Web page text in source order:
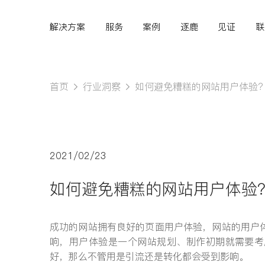
解决方案 服务 案例 逐鹿 见证
首页 行业洞察 如何避免糟糕的网站用户体验
2021/02/23
如何避免糟糕的网站用户体验
成功的网站拥有良好的页面用户体验，网站的用
响，用户体验是一个网站规划、制作初期就需要
好，那么不管用是引流还是转化都会受到影响。
认真聆听您的需求
是我们最重要的工作之
一...